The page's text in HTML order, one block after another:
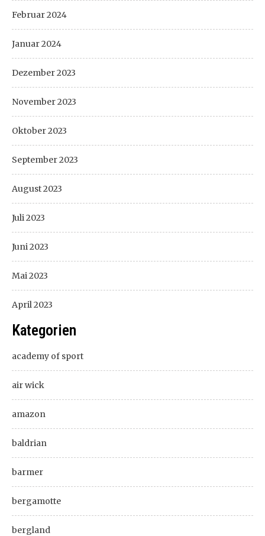
Februar 2024
Januar 2024
Dezember 2023
November 2023
Oktober 2023
September 2023
August 2023
Juli 2023
Juni 2023
Mai 2023
April 2023
Kategorien
academy of sport
air wick
amazon
baldrian
barmer
bergamotte
bergland